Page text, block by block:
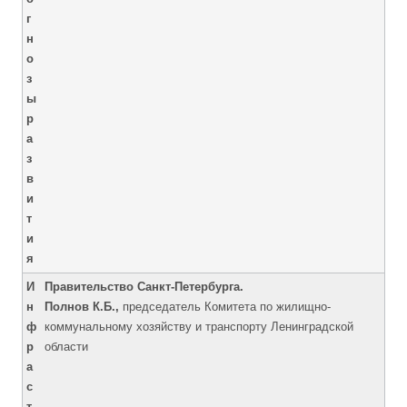
г
н
о
з
ы
р
а
з
в
и
т
и
я
И
н
ф
р
а
с
Правительство Санкт-Петербурга.
Полнов К.Б., председатель Комитета по жилищно-
коммунальному хозяйству и транспорту Ленинградской
области